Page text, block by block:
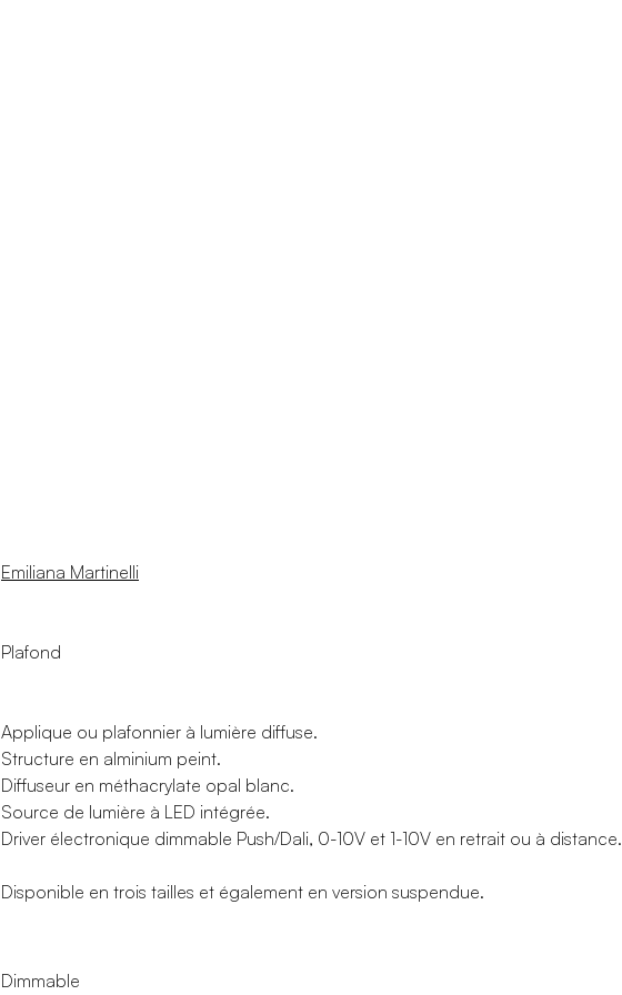
Emiliana Martinelli
Plafond
Applique ou plafonnier à lumière diffuse.
Structure en alminium peint.
Diffuseur en méthacrylate opal blanc.
Source de lumière à LED intégrée.
Driver électronique dimmable Push/Dali, 0-10V et 1-10V en retrait ou à distance.
Disponible en trois tailles et également en version suspendue.
Dimmable